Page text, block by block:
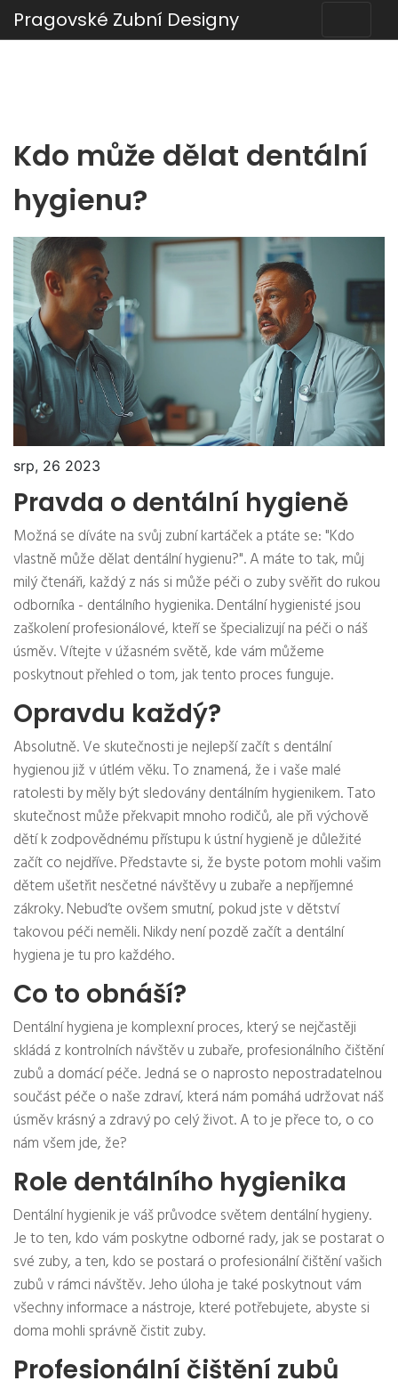
Pragovské Zubní Designy
Kdo může dělat dentální
hygienu?
srp, 26 2023
Pravda o dentální hygieně
Možná se díváte na svůj zubní kartáček a ptáte se: "Kdo
vlastně může dělat dentální hygienu?". A máte to tak, můj
milý čtenáři, každý z nás si může péči o zuby svěřit do rukou
odborníka - dentálního hygienika. Dentální hygienisté jsou
zaškolení profesionálové, kteří se špecializují na péči o náš
úsměv. Vítejte v úžasném světě, kde vám můžeme
poskytnout přehled o tom, jak tento proces funguje.
Opravdu každý?
Absolutně. Ve skutečnosti je nejlepší začít s dentální
hygienou již v útlém věku. To znamená, že i vaše malé
ratolesti by měly být sledovány dentálním hygienikem. Tato
skutečnost může překvapit mnoho rodičů, ale při výchově
dětí k zodpovědnému přístupu k ústní hygieně je důležité
začít co nejdříve. Představte si, že byste potom mohli vašim
dětem ušetřit nesčetné návštěvy u zubaře a nepříjemné
zákroky. Nebuďte ovšem smutní, pokud jste v dětství
takovou péči neměli. Nikdy není pozdě začít a dentální
hygiena je tu pro každého.
Co to obnáší?
Dentální hygiena je komplexní proces, který se nejčastěji
skládá z kontrolních návštěv u zubaře, profesionálního čištění
zubů a domácí péče. Jedná se o naprosto nepostradatelnou
součást péče o naše zdraví, která nám pomáhá udržovat náš
úsměv krásný a zdravý po celý život. A to je přece to, o co
nám všem jde, že?
Role dentálního hygienika
Dentální hygienik je váš průvodce světem dentální hygieny.
Je to ten, kdo vám poskytne odborné rady, jak se postarat o
své zuby, a ten, kdo se postará o profesionální čištění vašich
zubů v rámci návštěv. Jeho úloha je také poskytnout vám
všechny informace a nástroje, které potřebujete, abyste si
doma mohli správně čistit zuby.
Profesionální čištění zubů